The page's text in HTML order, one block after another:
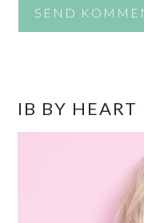
SIDEBAR
IB BY HEART